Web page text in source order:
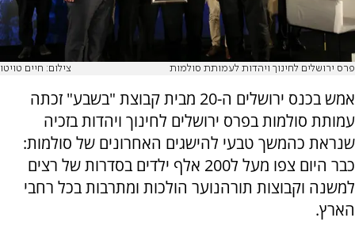
פרס ירושלים לחינוך ויהדות לעמותת סולמות צילום: חיים טויטו
אמש בכנס ירושלים ה-20 מבית קבוצת "בשבע" זכתה
עמותת סולמות בפרס ירושלים לחינוך ויהדות בזכיה
שנראת כהמשך טבעי להישגים האחרונים של סולמות:
כבר היום צפו מעל ל200 אלף ילדים בסדרות של רצים
למשנה וקבוצות תורהנוער הולכות ומתרבות בכל רחבי
הארץ.